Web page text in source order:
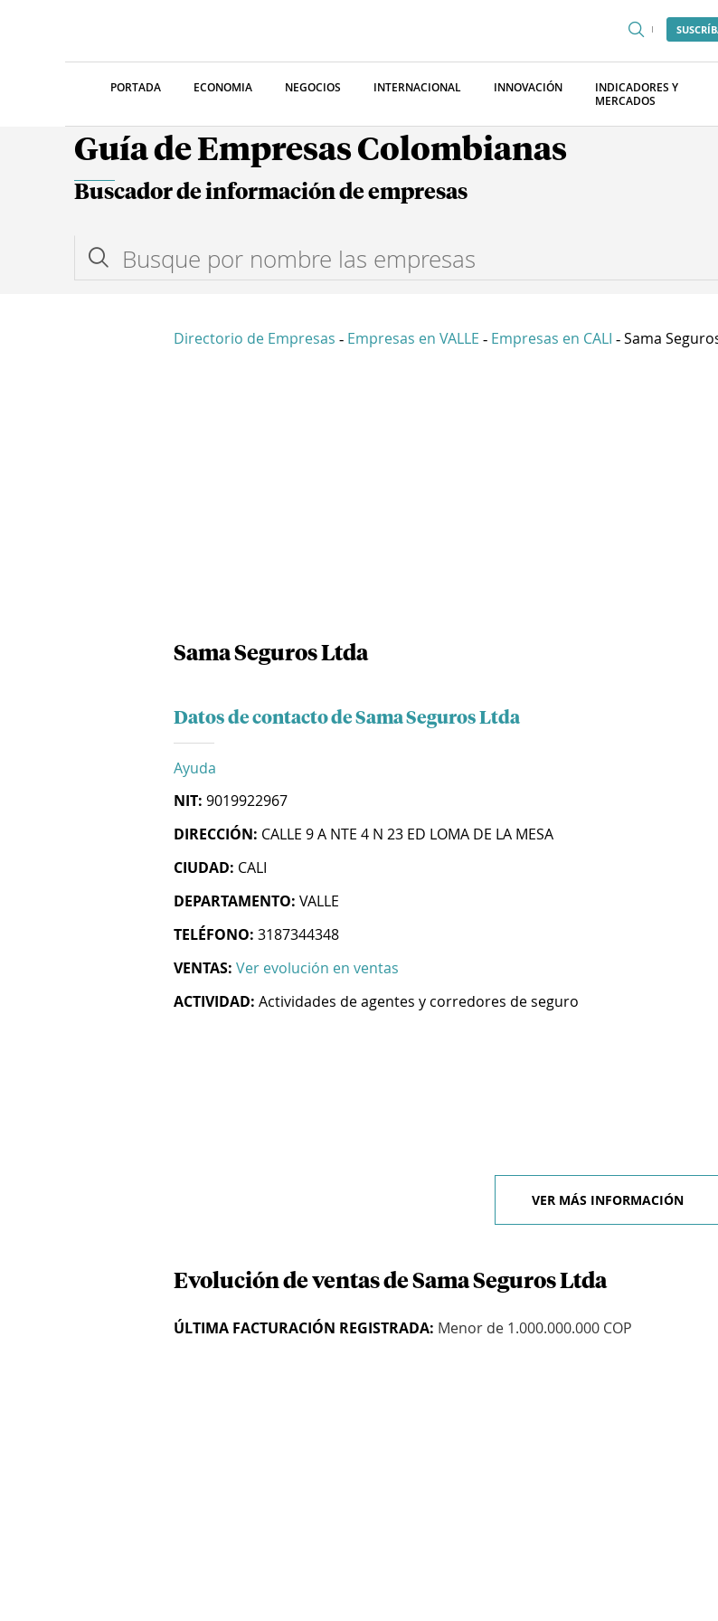
PORTADA ECONOMIA NEGOCIOS INTERNACIONAL INNOVACIÓN
INDICADORES Y
MERCADOS
Guía de Empresas Colombianas
Buscador de información de empresas
Directorio de Empresas - Empresas en VALLE - Empresas en CALI - Sama
Sama Seguros Ltda
Datos de contacto de Sama Seguros Ltda
Ayuda
NIT: 9019922967
DIRECCIÓN: CALLE 9 A NTE 4 N 23 ED LOMA DE LA MESA
CIUDAD: CALI
DEPARTAMENTO: VALLE
TELÉFONO: 3187344348
VENTAS: Ver evolución en ventas
ACTIVIDAD: Actividades de agentes y corredores de seguro
VER MÁS INFORMACIÓN
Evolución de ventas de Sama Seguros Ltda
ÚLTIMA FACTURACIÓN REGISTRADA: Menor de 1.000.000.000 COP